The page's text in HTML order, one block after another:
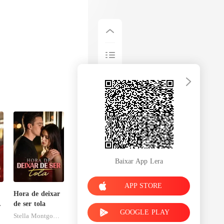
Hora de deixar
de ser tola
Baixar App Lera
APP STORE
GOOGLE PLAY